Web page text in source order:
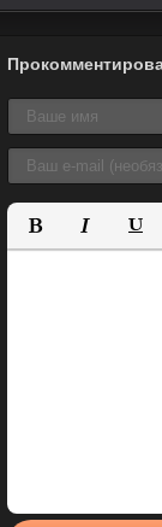
Полужирный
Курсив